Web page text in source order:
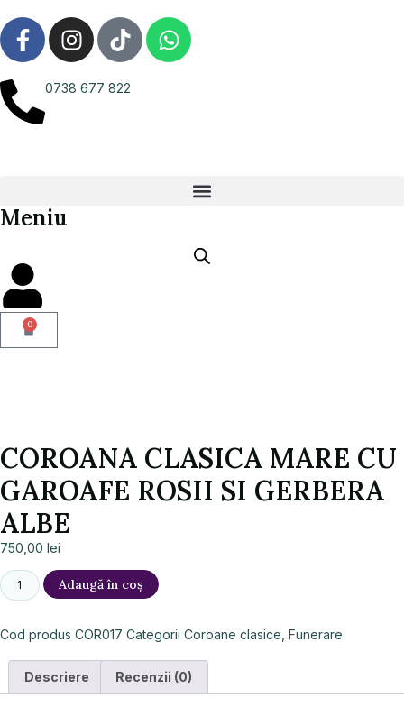
0738 677 822
Meniu
0
COROANA CLASICA MARE CU
GAROAFE ROSII SI GERBERA
ALBE
750,00 lei
Adaugă în coș
Cod produs COR017 Categorii Coroane clasice Funerare
Descriere Recenzii (0)